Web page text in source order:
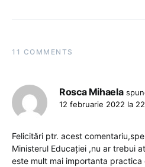
11 COMMENTS
Rosca Mihaela
12 februarie 2022 la
Felicitări ptr. acest
Ministerul Educației ,nu ar trebui
este mult mai importanta practica